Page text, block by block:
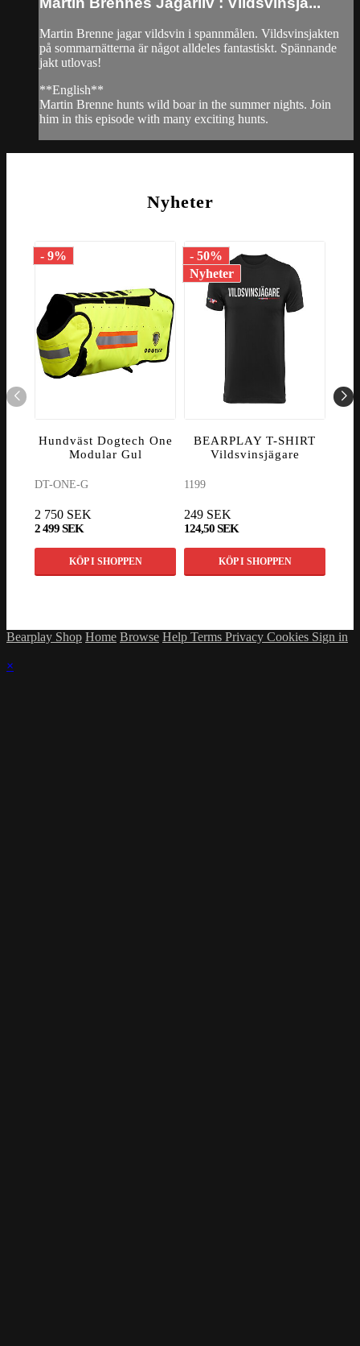
Martin Brenne jagar vildsvin i spannmålen. Vildsvinsjakten
på sommarnätterna är något alldeles fantastiskt. Spännande
jakt utlovas!
**English**
Martin Brenne hunts wild boar in the summer nights. Join
him in this episode with many exciting hunts.
Nyheter
- 9%
Hundväst Dogtech One
Modular Gul
DT-ONE-G
2 750 SEK
2 499 SEK
KÖP I SHOPPEN
- 50%
Nyheter
BEARPLAY T-SHIRT
Vildsvinsjägare
1199
249 SEK
124,50 SEK
KÖP I SHOPPEN
Bearplay Shop Home Browse Help Terms Privacy Cookies Sign in
×